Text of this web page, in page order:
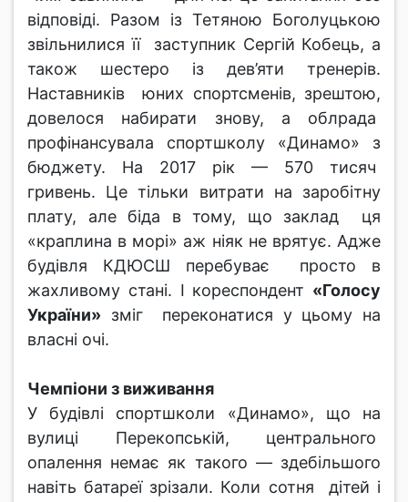
відповіді. Разом із Тетяною Боголуцькою
звільнилися її заступник Сергій Кобець, а
також шестеро із дев’яти тренерів.
Наставників юних спортсменів, зрештою,
довелося набирати знову, а облрада
профінансувала спортшколу «Динамо» з
бюджету. На 2017 рік — 570 тисяч
гривень. Це тільки витрати на заробітну
плату, але біда в тому, що заклад ця
«краплина в морі» аж ніяк не врятує. Адже
будівля КДЮСШ перебуває просто в
жахливому стані. І кореспондент «Голосу
України» зміг переконатися у цьому на
власні очі.
Чемпіони з виживання
У будівлі спортшколи «Динамо», що на
вулиці Перекопській, центрального
опалення немає як такого — здебільшого
навіть батареї зрізали. Коли сотня дітей і